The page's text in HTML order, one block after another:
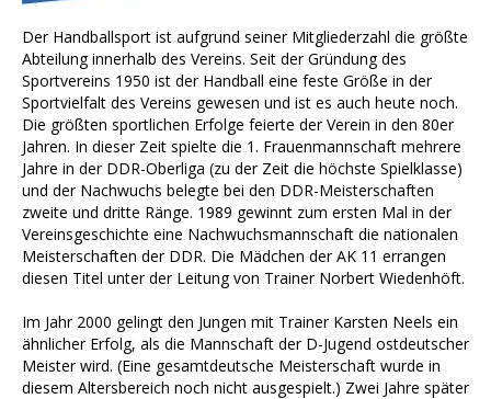
Der Handballsport ist aufgrund seiner Mitgliederzahl die größte
Abteilung innerhalb des Vereins. Seit der Gründung des
Sportvereins 1950 ist der Handball eine feste Größe in der
Sportvielfalt des Vereins gewesen und ist es auch heute noch.
Die größten sportlichen Erfolge feierte der Verein in den 80er
Jahren. In dieser Zeit spielte die 1. Frauenmannschaft mehrere
Jahre in der DDR-Oberliga (zu der Zeit die höchste Spielklasse)
und der Nachwuchs belegte bei den DDR-Meisterschaften
zweite und dritte Ränge. 1989 gewinnt zum ersten Mal in der
Vereinsgeschichte eine Nachwuchsmannschaft die nationalen
Meisterschaften der DDR. Die Mädchen der AK 11 errangen
diesen Titel unter der Leitung von Trainer Norbert Wiedenhöft.
Im Jahr 2000 gelingt den Jungen mit Trainer Karsten Neels ein
ähnlicher Erfolg, als die Mannschaft der D-Jugend ostdeutscher
Meister wird. (Eine gesamtdeutsche Meisterschaft wurde in
diesem Altersbereich noch nicht ausgespielt.) Zwei Jahre später